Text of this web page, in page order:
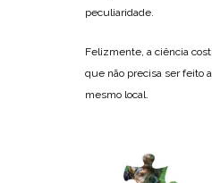
peculiaridade.
Felizmente, a ciência
que não precisa ser feito
mesmo local.